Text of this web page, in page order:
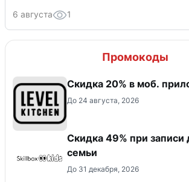
6 августа 1
Промокоды
Скидка 20% в моб.
До 24 августа, 2026
Скидка 49% при записи
семьи
До 31 декабря, 2026